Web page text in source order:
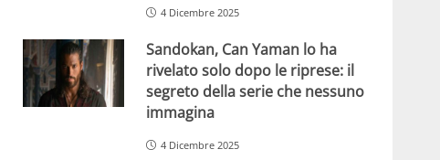
4 Dicembre 2025
Sandokan, Can Yaman lo ha
rivelato solo dopo le riprese: il
segreto della serie che nessuno
immagina
4 Dicembre 2025